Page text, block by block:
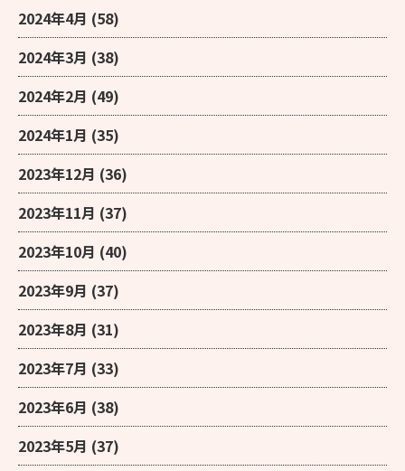
2024年4月 (58)
2024年3月 (38)
2024年2月 (49)
2024年1月 (35)
2023年12月 (36)
2023年11月 (37)
2023年10月 (40)
2023年9月 (37)
2023年8月 (31)
2023年7月 (33)
2023年6月 (38)
2023年5月 (37)